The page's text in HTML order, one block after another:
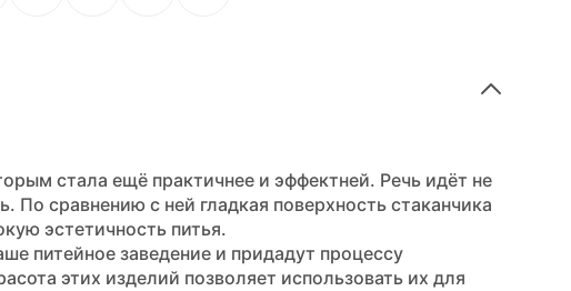
стала ещё практичнее и эффектней. Речь идёт не
сравнению с ней гладкая поверхность стаканчика
эстетичность питья.
питейное заведение и придадут процессу
этих изделий позволяет использовать их для